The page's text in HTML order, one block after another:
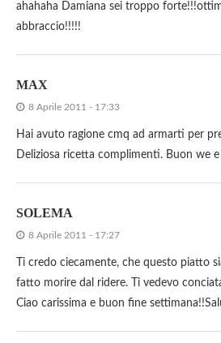
ahahaha Damiana sei troppo
abbraccio!!!!!
MAX
8 Aprile 2011 - 17:33
Hai avuto ragione cmq ad armarti per
Deliziosa ricetta complimenti. Buon we e
SOLEMA
8 Aprile 2011 - 17:27
Ti credo ciecamente, che questo piatto
fatto morire dal ridere. Ti vedevo
Ciao carissima e buon fine